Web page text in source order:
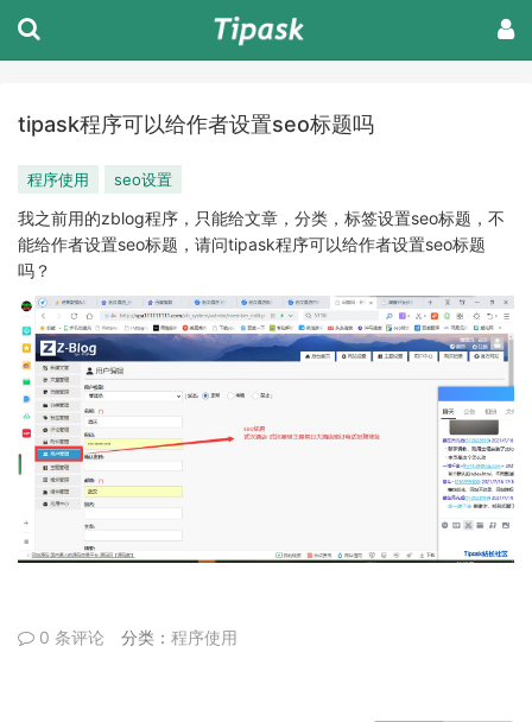
tipask程序可以给作者设置seo标题吗
程序使用 seo设置
我之前用的zblog程序，只能给文章，分类，标签设置seo标题，不
能给作者设置seo标题，请问tipask程序可以给作者设置seo标题
吗？
0 条评论 分类： 程序使用